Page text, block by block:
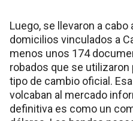
Luego, se llevaron a
domicilios vinculados a
menos unos 174
robados que se utilizaron
tipo de cambio oficial.
volcaban al mercado
definitiva es como un